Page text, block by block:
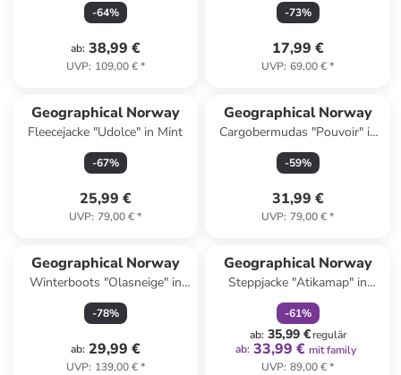
-64%
ab: 38,99 €
UVP: 109,00 €*
-73%
17,99 €
UVP: 69,00 €*
Geographical Norway
Fleecejacke "Udolce" in Mint
-67%
25,99 €
UVP: 79,00 €*
Geographical Norway
Cargobermudas "Pouvoir" in
Beige
-59%
31,99 €
UVP: 79,00 €*
Geographical Norway
Winterboots "Olasneige" in
Hellbraun
-78%
ab: 29,99 €
UVP: 139,00 €*
Geographical Norway
Steppjacke "Atikamap" in
Hellgrau
-61%
ab: 35,99 €regulär
ab: 33,99 € mit family
UVP: 89,00 €*